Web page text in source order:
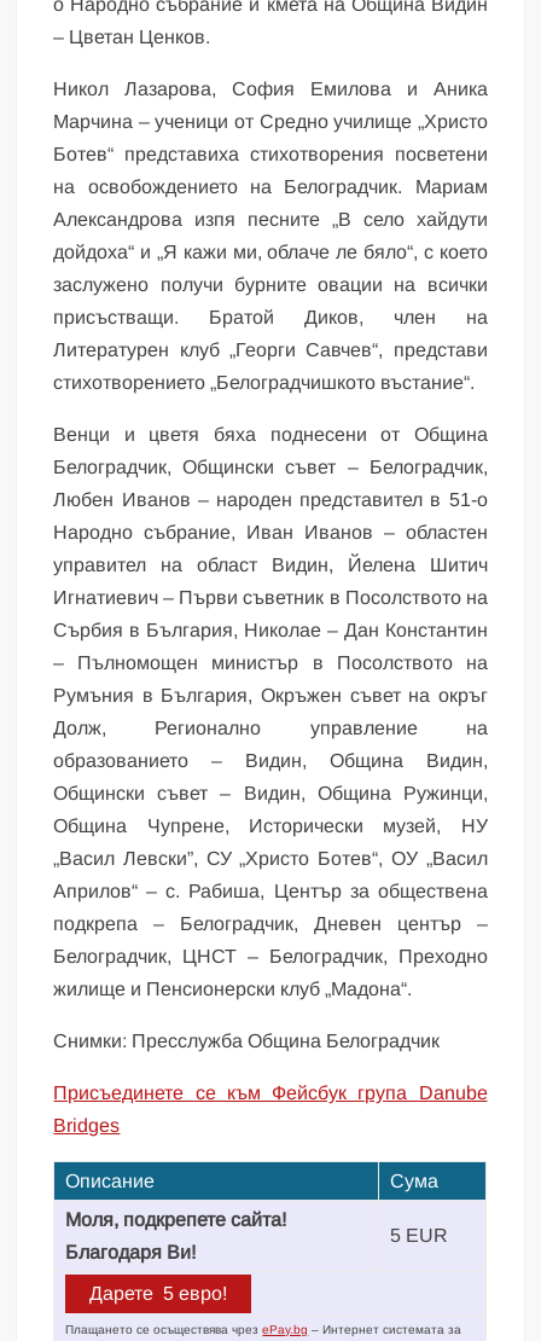
– Цветан Ценков.
Никол Лазарова, София Емилова и Аника
Марчина – ученици от Средно училище „Христо
Ботев“ представиха стихотворения посветени
на освобождението на Белоградчик. Мариам
Александрова изпя песните „В село хайдути
дойдоха“ и „Я кажи ми, облаче ле бяло“, с което
заслужено получи бурните овации на всички
присъстващи. Братой Диков, член на
Литературен клуб „Георги Савчев“, представи
стихотворението „Белоградчишкото въстание“.
Венци и цветя бяха поднесени от Община
Белоградчик, Общински съвет – Белоградчик,
Любен Иванов – народен представител в 51-о
Народно събрание, Иван Иванов – областен
управител на област Видин, Йелена Шитич
Игнатиевич – Първи съветник в Посолството на
Сърбия в България, Николае – Дан Константин
– Пълномощен министър в Посолството на
Румъния в България, Окръжен съвет на окръг
Долж, Регионално управление на
образованието – Видин, Община Видин,
Общински съвет – Видин, Община Ружинци,
Община Чупрене, Исторически музей, НУ
„Васил Левски”, СУ „Христо Ботев“, ОУ „Васил
Априлов“ – с. Рабиша, Център за обществена
подкрепа – Белоградчик, Дневен център –
Белоградчик, ЦНСТ – Белоградчик, Преходно
жилище и Пенсионерски клуб „Мадона“.
Снимки: Пресслужба Община Белоградчик
Присъединете се към Фейсбук група Danube
Bridges
Описание
Сума
Моля, подкрепете сайта!
Благодаря Ви!
5 EUR
Плащането се осъществява чрезePay.bg – Интернет системата за